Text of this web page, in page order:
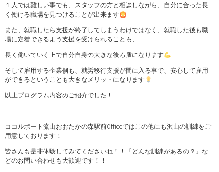
１人では難しい事でも、スタッフの方と相談しながら、自分に合った長
く働ける職場を見つけることが出来ます
また、就職したら支援が終了してしまうわけではなく、就職した後も職
場に定着できるよう支援を受けられることも、
長く働いていく上で自分自身の大きな後ろ盾になります
そして雇用する企業側も、就労移行支援が間に入る事で、安心して雇用
ができるということも大きなメリットになります
以上プログラム内容のご紹介でした！
ココルポート流山おおたかの森駅前Officeではこの他にも沢山の訓練をご
用意しております！
皆さんも是非体験してみてくださいね！！「どんな訓練があるの？」な
どのお問い合わせも大歓迎です！！